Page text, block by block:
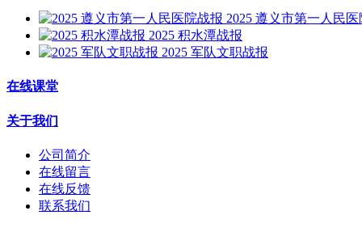
2025 遵义市第一人民
2025 积水潭战报
2025 军队文职战报
在线课堂
关于我们
公司简介
在线留言
在线反馈
联系我们